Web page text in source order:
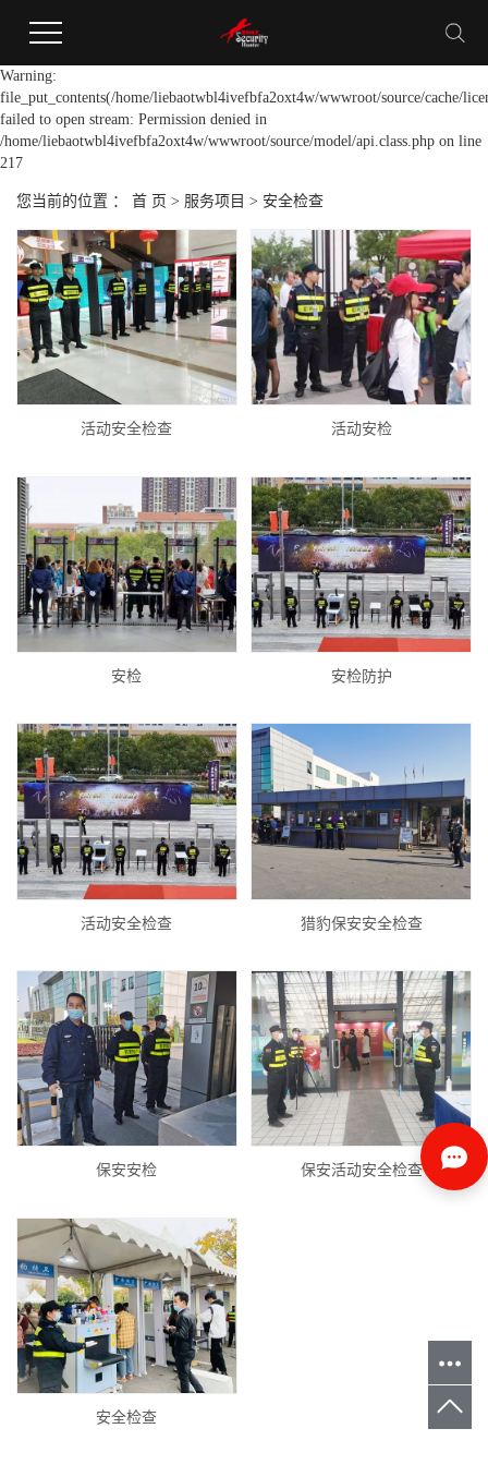
Warning:
file_put_contents(/home/liebaotwbl4ivefbfa2oxt4w/wwwroot/source/cache/
failed to open stream: Permission denied in
/home/liebaotwbl4ivefbfa2oxt4w/wwwroot/source/model/api.class.php on line
217
您当前的位置 ： 首 页 > 服务项目 > 安全检查
活动安全检查 活动安检
安检 安检防护
活动安全检查 猎豹保安安全检查
保安安检 保安活动安全检查
安全检查